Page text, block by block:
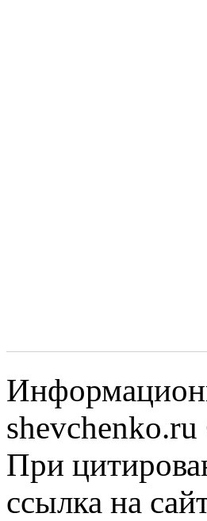
При
ссылка на